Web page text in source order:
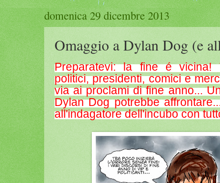
domenica 29 dicembre 2013
Omaggio a Dylan Dog (e
Preparatevi: la fine é vicina!
politici, presidenti, comici e
via ai proclami di fine anno...
Dylan Dog potrebbe
all'indagatore dell'incubo con